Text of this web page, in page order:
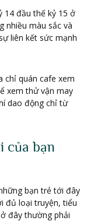
14 đầu thế kỷ 15 ở
nhiều màu sắc và
liên kết sức mạnh
chỉ quán cafe xem
xem thử vận may
dao động chỉ từ
của bạn
bạn trẻ tới đây
đủ loại truyện, tiểu
đây thường phải